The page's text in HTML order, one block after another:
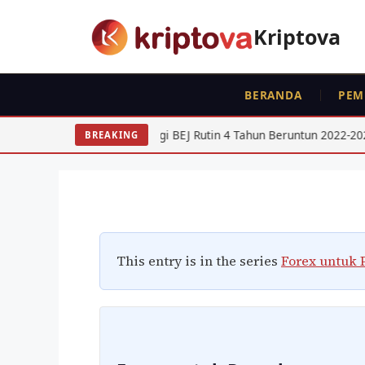
Kriptova
BERANDA
BREAKING
Tinggi BEJ Rutin 4 Tahun Beruntun 2022-2025 USD
FOREX
Apa Itu Forex?
Pemula
This entry is in the series Forex untuk